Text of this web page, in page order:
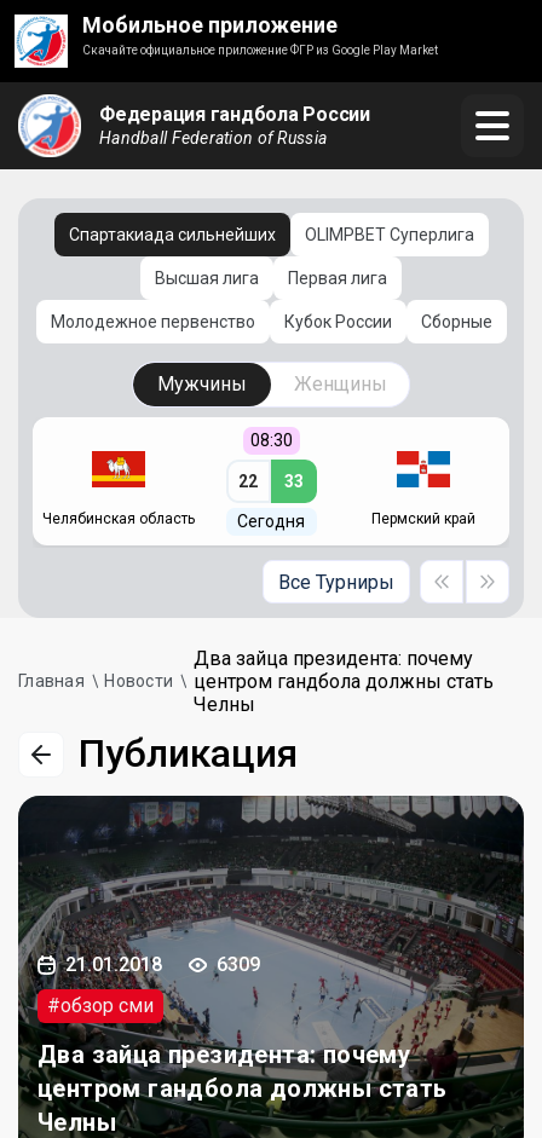
Мобильное приложение
Скачайте официальное приложение ФГР из Google Play Market
Федерация гандбола России
Handball Federation of Russia
Спартакиада сильнейших OLIMPBET Суперлига
Высшая лига Первая лига
Молодежное первенство Кубок России Сборные
Мужчины Женщины
Челябинская область
08:30
22 33
Сегодня Пермский край
Все Турниры
Главная Новости
Два зайца президента: почему
центром гандбола должны стать
Челны
Публикация
21.01.2018
6309
#обзор сми
Два зайца президента: почему
центром гандбола должны стать
Челны